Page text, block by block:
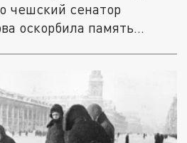
чешский сенатор
оскорбила память...